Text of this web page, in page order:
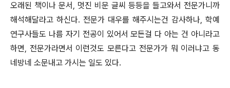
오래된 책이나 문서, 멋진 비문 글씨 등등을 들고와서 전문가니까
해석해달라고 하신다. 전문가 대우를 해주시는건 감사하나, 학예
연구사들도 나름 자기 전공이 있어서 모든걸 다 아는 건 아니라고
하면, 전문가라면서 이런것도 모른다고 전문가가 뭐 이러냐고 동
네방네 소문내고 가시는 일도 있다.